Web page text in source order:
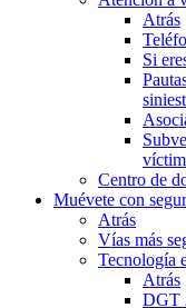
Atrás
Si
Centro de
Muévete con
Atrás
Vías más
Tecnología
Atrás
DGT